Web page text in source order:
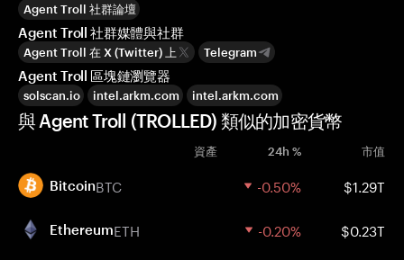
Agent Troll 社群論壇
Agent Troll 社群媒體與社群
Agent Troll 在 X (Twitter) 上 Telegram
Agent Troll 區塊鏈瀏覽器
solscan.io intel.arkm.com intel.arkm.com
與 Agent Troll (TROLLED) 類似的加密貨幣
資產 24h % 市值
BitcoinBTC -0.50% $1.29T
EthereumETH -0.20% $0.23T